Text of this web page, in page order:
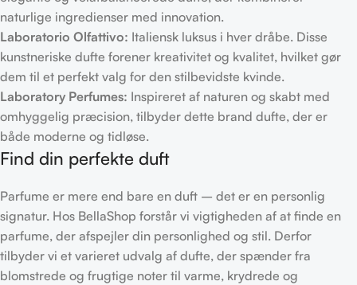
naturlige ingredienser med innovation.
Laboratorio Olfattivo: Italiensk luksus i hver dråbe. Disse
kunstneriske dufte forener kreativitet og kvalitet, hvilket gør
dem til et perfekt valg for den stilbevidste kvinde.
Laboratory Perfumes: Inspireret af naturen og skabt med
omhyggelig præcision, tilbyder dette brand dufte, der er
både moderne og tidløse.
Find din perfekte duft
Parfume er mere end bare en duft – det er en personlig
signatur. Hos BellaShop forstår vi vigtigheden af at finde en
parfume, der afspejler din personlighed og stil. Derfor
tilbyder vi et varieret udvalg af dufte, der spænder fra
blomstrede og frugtige noter til varme, krydrede og